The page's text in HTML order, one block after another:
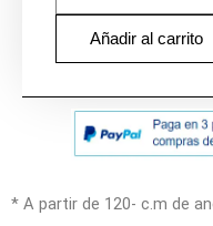
Añadir al carrito
* A partir de 120- c.m de